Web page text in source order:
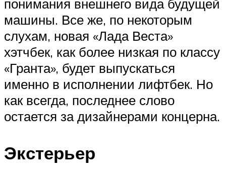
понимания внешнего вида будущей
машины. Все же, по некоторым
слухам, новая «Лада Веста»
хэтчбек, как более низкая по классу
«Гранта», будет выпускаться
именно в исполнении лифтбек. Но
как всегда, последнее слово
остается за дизайнерами концерна.
Экстерьер